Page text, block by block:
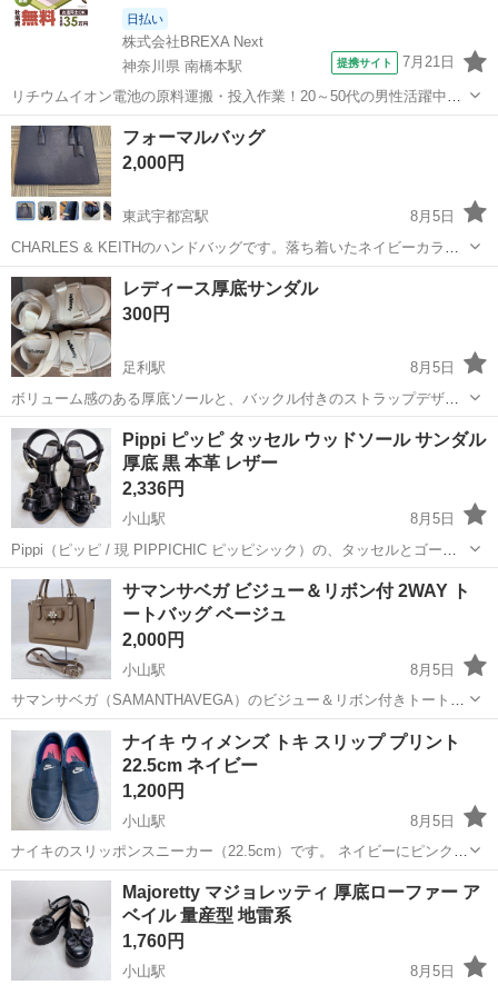
日払い
株式会社BREXA Next
神奈川県 南橋本駅
提携サイト 7月21日
リチウムイオン電池の原料運搬・投入作業！20～50代の男性活躍中★
ワンルーム寮完備！赴任旅費会社負担！年間休日130日★フォークリフ
ト免許お持ちの方、活躍中！就業先食堂利用可★《神奈川県相模原
市》 人気の工場のお仕事 ◇電...
神奈川 相模原市 その他
フォーマルバッグ
2,000円
東武宇都宮駅
8月5日
CHARLES & KEITHのハンドバッグです。落ち着いたネイビーカラー
で、様々なシーンで使いやすいデザインです。目立った傷や汚れはな
く、きれいな状態です。 【ブランド】CHARLES & KEITH 【カテゴ
リ】ハンド...
栃木 宇都宮市 東武宇都宮駅 バッグ
レディース厚底サンダル
300円
足利駅
8月5日
ボリューム感のある厚底ソールと、バックル付きのストラップデザイ
ンが特徴的なスポーツサンダルです。 - ブランド: Anapgirl - 色: アイボ
リー - デザイン: 厚底ソール、バックル付きストラップ、面ファスナー
...
栃木 足利市 足利駅 靴
Pippi ピッピ タッセル ウッドソール サンダル
厚底 黒 本革 レザー
2,336円
小山駅
8月5日
Pippi（ピッピ / 現 PIPPICHIC ピッピシック）の、タッセルとゴール
ド金具が上品な厚底サンダルです。本革、レザーになります。 アンク
ルストラップ付きで足元がしっかり固定され、安定感があります。 ■
サイズ ・表...
栃木 小山市 小山駅 靴
サマンサベガ ビジュー＆リボン付 2WAY ト
ートバッグ ベージュ
2,000円
小山駅
8月5日
サマンサベガ（SAMANTHAVEGA）のビジュー＆リボン付きトートバ
ッグです。 上品なベージュカラーで、正面の華やかなビジューがアク
セントになっています。 取り外し可能なショルダーストラップ付き
で、ハンドバッグとしてもショ...
栃木 小山市 小山駅 サマンサベガ
ナイキ ウィメンズ トキ スリップ プリント
22.5cm ネイビー
1,200円
小山駅
8月5日
ナイキのスリッポンスニーカー（22.5cm）です。 ネイビーにピンクの
差し色が可愛いデザインです。 ■ブランド：NIKE（ウィメンズ トキ
スリップ プリント） ■品番：724769-410 ■サイズ：22.5cm ■商品...
栃木 小山市
Majoretty マジョレッティ 厚底ローファー ア
ベイル 量産型 地雷系
1,760円
小山駅
8月5日